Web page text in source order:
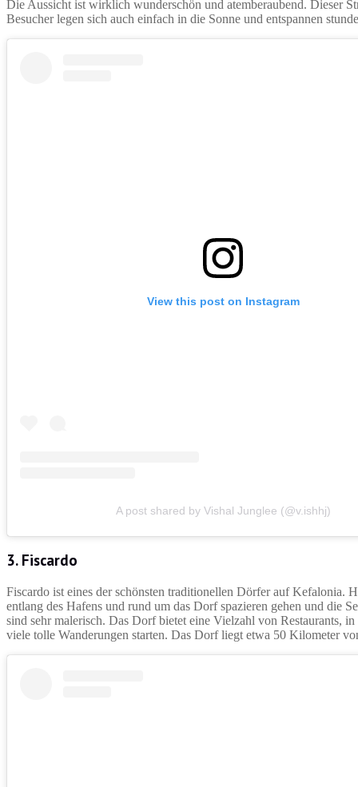
Die Aussicht ist wirklich wunderschön und atemberaubend. Dieser
Besucher legen sich auch einfach in die Sonne und entspannen
View this post on Instagram
A post shared by Vishal Junglee (@v.ishhj)
3. Fiscardo
Fiscardo ist eines der schönsten traditionellen Dörfer auf Kefalonia.
entlang des Hafens und rund um das Dorf spazieren gehen und die
sind sehr malerisch. Das Dorf bietet eine Vielzahl von Restaurants,
viele tolle Wanderungen starten. Das Dorf liegt etwa 50 Kilometer